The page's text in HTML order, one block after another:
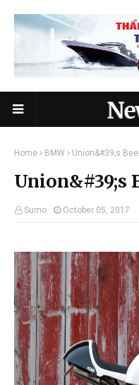
Home BMW Union&#39;s
Union&#39;s
Sumo October 05, 2017